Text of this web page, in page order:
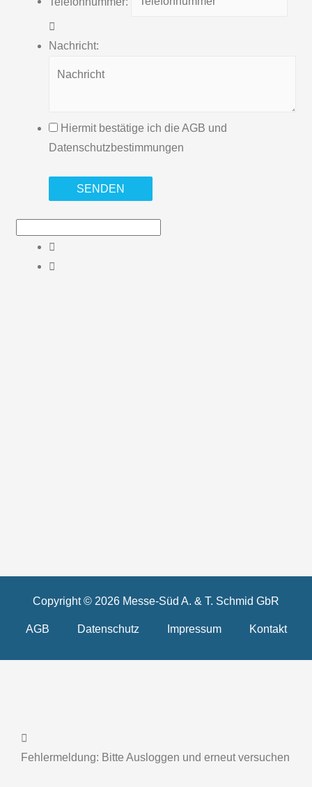
Nachricht:
Hiermit bestätige ich die AGB und
Datenschutzbestimmungen
Copyright © 2026 Messe-Süd A. & T. Schmid GbR
AGB Datenschutz Impressum Kontakt
Fehlermeldung: Bitte Ausloggen und erneut versuchen